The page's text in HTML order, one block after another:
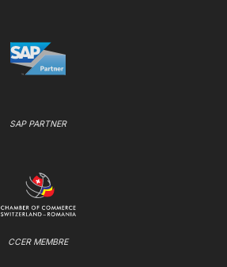
SAP PARTNER
CCER MEMBRE